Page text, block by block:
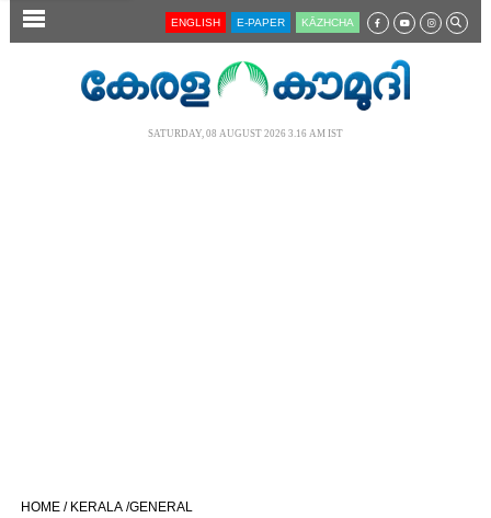
SECTIONS
CINEMA
ENGLISH E-PAPER KĀZHCHA
SATURDAY, 08 AUGUST 2026 3.16 AM IST
HOME / KERALA /GENERAL